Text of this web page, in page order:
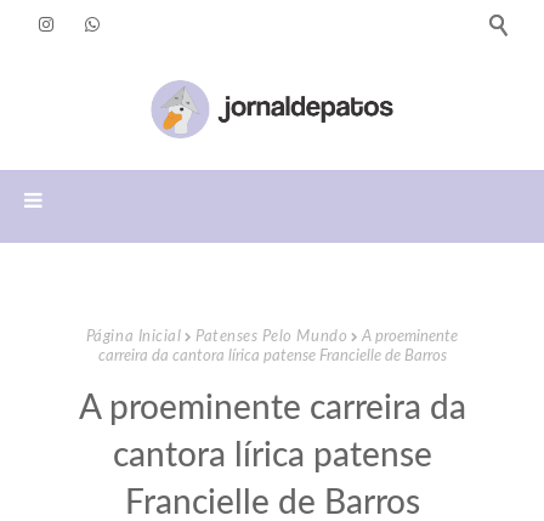
Página Inicial Patenses Pelo Mundo
A proeminente
carreira da cantora lírica patense Francielle de Barros
A proeminente carreira da
cantora lírica patense
Francielle de Barros